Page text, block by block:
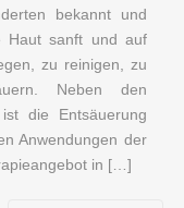
bekannt und
Haut sanft und auf
zu reinigen, zu
Neben den
die Entsäuerung
Anwendungen der
in […]